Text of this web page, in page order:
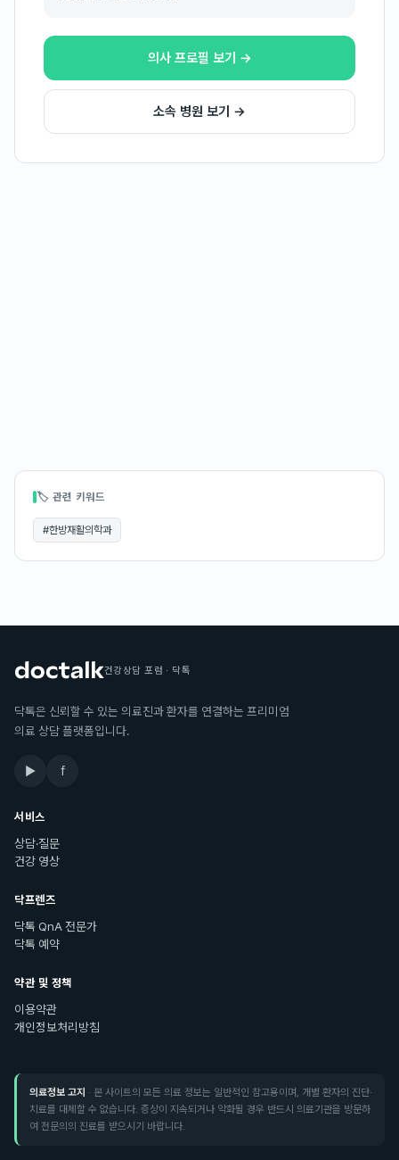
의사 프로필 보기 →
소속 병원 보기 →
🏷 관련 키워드
#한방재활의학과
건강상담 포럼 · 닥톡
닥톡은 신뢰할 수 있는 의료진과 환자를 연결하는 프리미엄
의료 상담 플랫폼입니다.
▶ f
서비스
상담·질문
건강 영상
닥프렌즈
닥톡 QnA 전문가
닥톡 예약
약관 및 정책
이용약관
개인정보처리방침
의료정보 고지 · 본 사이트의 모든 의료 정보는 일반적인 참고용이며, 개별 환자의 진단·
치료를 대체할 수 없습니다. 증상이 지속되거나 악화될 경우 반드시 의료기관을 방문하
여 전문의의 진료를 받으시기 바랍니다.